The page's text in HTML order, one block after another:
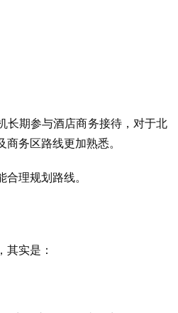
长期参与酒店商务接待，对于北
务区路线更加熟悉。
理规划路线。
其实是：